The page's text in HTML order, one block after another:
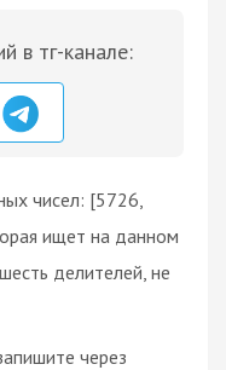
в тг-канале:
чисел: [5726,
ищет на данном
делителей, не
через